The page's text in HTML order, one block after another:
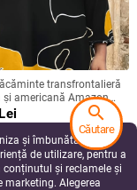
transfrontalieră
și americană Amazon
cu guler rotund,
comerț exterior,
plus topuri
Lei
add_shopping_cart
și îmbunătăți
de utilizare, pentru a
și reclamele și
Alegerea
search
Căutare